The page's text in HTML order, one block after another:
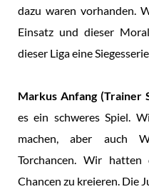
dazu waren vorhanden.
Einsatz und dieser
dieser Liga eine
Markus Anfang (Trainer
es ein schweres Spiel.
machen, aber auch
Torchancen. Wir hatten
Chancen zu kreieren. Die